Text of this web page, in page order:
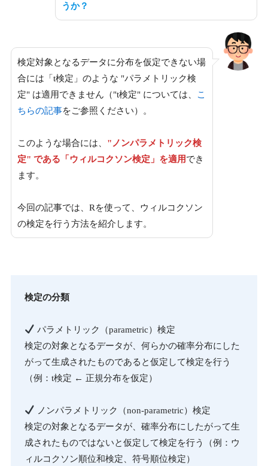
うか？
検定対象となるデータに分布を仮定できない場
合には「t検定」のような "パラメトリック検
定" は適用できません（"t検定" については、
こ
ちらの記事をご参照ください）。
このような場合には、 "ノンパラメトリック検
定" である「ウィルコクソン検定」を適用でき
ます。
今回の記事では、Rを使って、ウィルコクソン
の検定を行う方法を紹介します。
検定の分類
パラメトリック（parametric）検定
検定の対象となるデータが、何らかの確率分布にした
がって生成されたものであると仮定して検定を行う
（例：t検定 ← 正規分布を仮定）
ノンパラメトリック（non-parametric）検定
検定の対象となるデータが、確率分布にしたがって生
成されたものではないと仮定して検定を行う（例：ウ
ィルコクソン順位和検定、符号順位検定）